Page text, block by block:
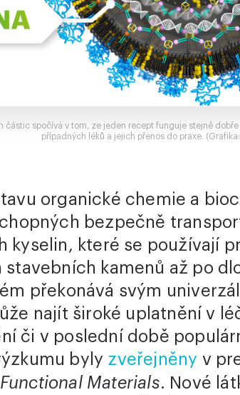
částic spočívá v tom, ze jeden recept funguje stejně
případných léků a jejich přenos do praxe.
organické chemie a
bezpečně
kyselin, které se používají
stavebních kamenů až po
překonává svým
najít široké uplatnění v
či v poslední době
byly zveřejněny v
Materials. Nové